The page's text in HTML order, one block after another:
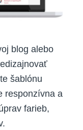
blog alebo
šablónu
responzívna a
farieb,